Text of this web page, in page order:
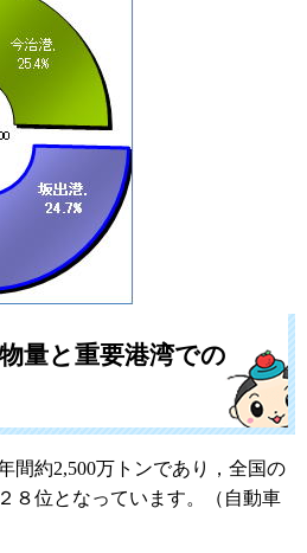
量と重要港湾での
間約2,500万トンであり，全国の
８位となっています。（自動車